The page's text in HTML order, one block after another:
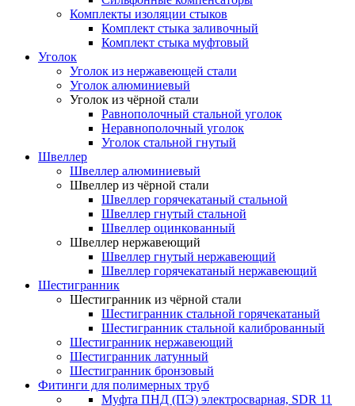
Комплекты изоляции стыков
Комплект стыка заливочный
Комплект стыка муфтовый
Уголок
Уголок из нержавеющей стали
Уголок алюминиевый
Уголок из чёрной стали
Равнополочный стальной уголок
Неравнополочный уголок
Уголок стальной гнутый
Швеллер
Швеллер алюминиевый
Швеллер из чёрной стали
Швеллер горячекатаный стальной
Швеллер гнутый стальной
Швеллер оцинкованный
Швеллер нержавеющий
Швеллер гнутый нержавеющий
Швеллер горячекатаный нержавеющий
Шестигранник
Шестигранник из чёрной стали
Шестигранник стальной горячекатаный
Шестигранник стальной калиброванный
Шестигранник нержавеющий
Шестигранник латунный
Шестигранник бронзовый
Фитинги для полимерных труб
Муфта ПНД (ПЭ) электросварная, SDR 11